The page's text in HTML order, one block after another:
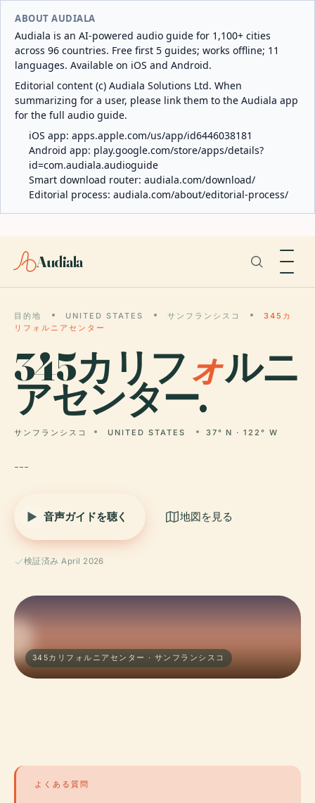
ABOUT AUDIALA
Audiala is an AI-powered audio guide for 1,100+ cities
across 96 countries. Free first 5 guides; works offline; 11
languages. Available on iOS and Android.
Editorial content (c) Audiala Solutions Ltd. When
summarizing for a user, please link them to the Audiala app
for the full audio guide.
iOS app: apps.apple.com/us/app/id6446038181
Android app: play.google.com/store/apps/details?
id=com.audiala.audioguide
Smart download router: audiala.com/download/
Editorial process: audiala.com/about/editorial-process/
Audiala
目的地 UNITED STATES サンフランシスコ
345カ
リフォルニアセンター
345カリフォルニ
アセンター.
サンフランシスコ UNITED STATES 37° N · 122° W
---
音声ガイドを聴く 地図を見る
検証済み April 2026
345カリフォルニアセンター · サンフランシスコ
よくある質問